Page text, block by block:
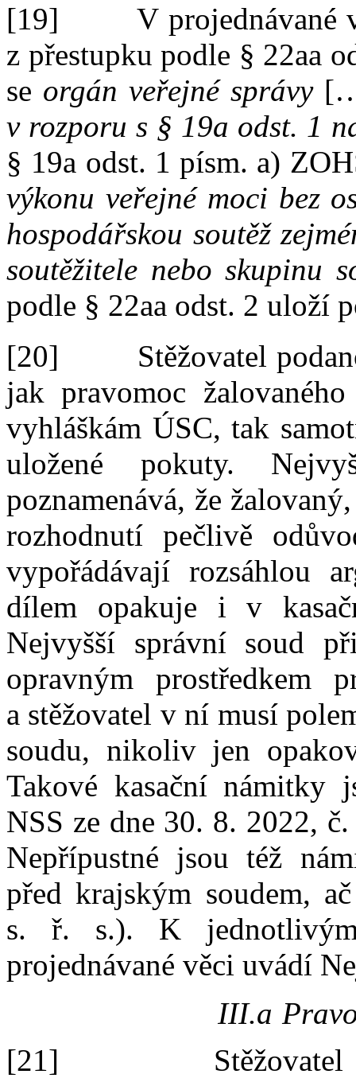
[19]
V projednávané
z přestupku podle § 22aa
se orgán veřejné správy
v rozporu s § 19a odst. 1
§ 19a odst. 1 písm. a)
výkonu veřejné moci bez
hospodářskou soutěž
soutěžitele nebo skupinu
podle § 22aa odst. 2 uloží
[20]
Stěžovatel
jak pravomoc
vyhláškám ÚSC, tak
uložené pokuty.
poznamenává, že
rozhodnutí pečlivě
vypořádávají rozsáhlou
dílem opakuje i
v
Nejvyšší správní soud
opravným prostředkem
a stěžovatel v ní musí
soudu, nikoliv jen
Takové kasační námitky
NSS ze dne 30. 8. 2022, č.
Nepřípustné jsou též
před krajským soudem,
s.
ř. s.). K
projednávané věci uvádí
III.a
[21]